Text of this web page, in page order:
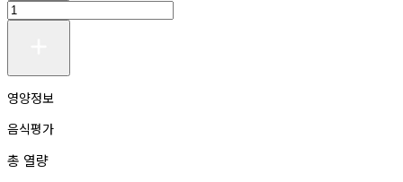
영양정보
음식평가
총 열량